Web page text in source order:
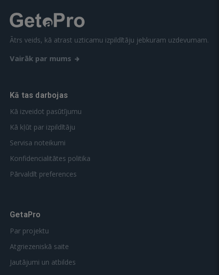
Ātrs veids, kā atrast uzticamu izpildītāju jebkuram uzdevumam.
Vairāk par mums
Kā tas darbojas
Kā izveidot pasūtījumu
Kā kļūt par izpildītāju
Servisa noteikumi
Konfidencialitātes politika
Pārvaldīt preferences
GetaPro
Par projektu
Atgriezeniskā saite
Jautājumi un atbildes